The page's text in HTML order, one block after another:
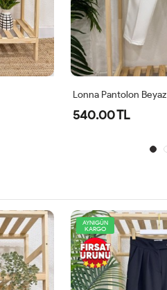
Lonna Pantolon Beyaz
540.00 TL
AYNIGÜN
KARGO